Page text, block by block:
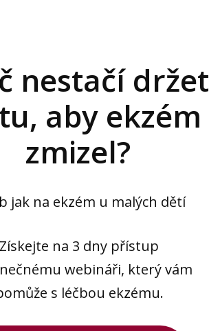
nestačí držet
aby ekzém
zmizel?
jak na ekzém u malých dětí
Získejte na 3 dny přístup
webináři, který vám
s léčbou ekzému.